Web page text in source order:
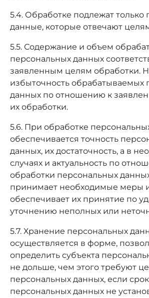
5.4. Обработке подлежат только
данные, которые отвечают
5.5. Содержание и объем
персональных данных
заявленным целям обработки.
избыточность обрабатываемых
данных по отношению к
их обработки.
5.6. При обработке
обеспечивается точность
данных, их достаточность, а в
случаях и актуальность по
обработки персональных
принимает необходимые меры
обеспечивает их принятие по
уточнению неполных или
5.7. Хранение персональных
осуществляется в форме,
определить субъекта
не дольше, чем этого требуют
персональных данных, если
персональных данных не